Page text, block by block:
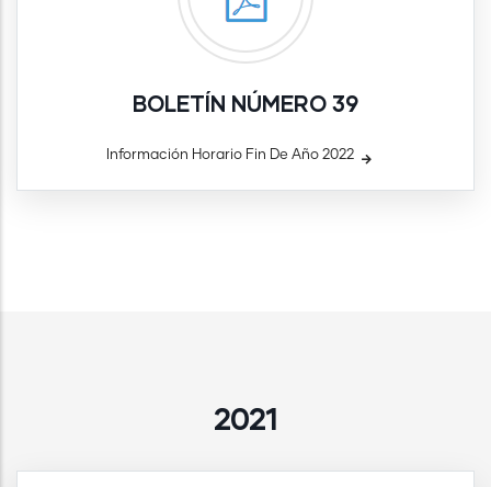
BOLETÍN NÚMERO 39
Información Horario Fin De Año 2022
2021